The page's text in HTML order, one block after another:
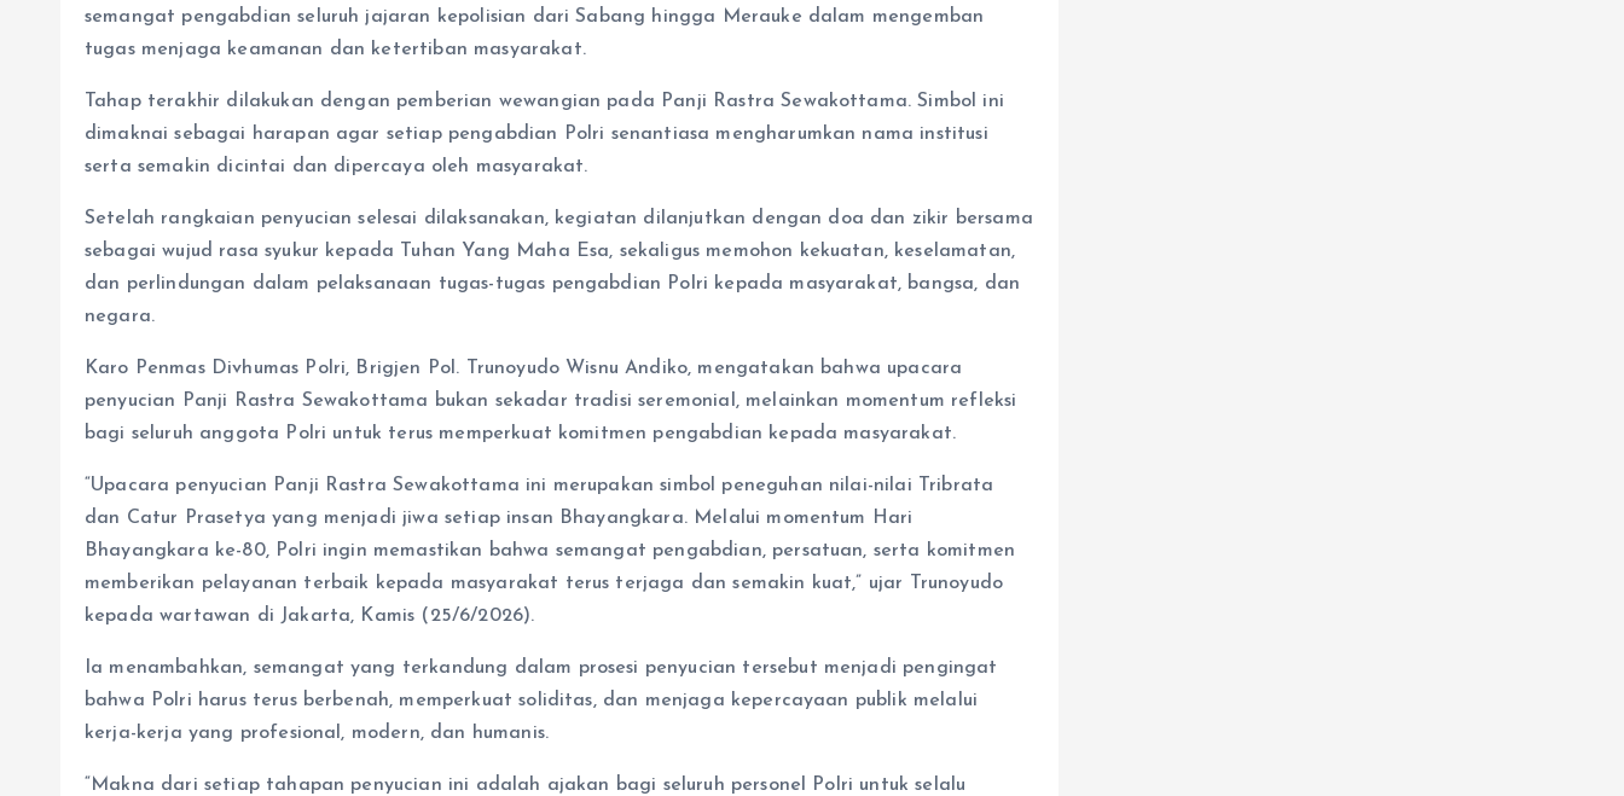
semangat pengabdian seluruh jajaran kepolisian dari Sabang hingga Merauke dalam mengemban
tugas menjaga keamanan dan ketertiban masyarakat.
Tahap terakhir dilakukan dengan pemberian wewangian pada Panji Rastra Sewakottama. Simbol ini
dimaknai sebagai harapan agar setiap pengabdian Polri senantiasa mengharumkan nama institusi
serta semakin dicintai dan dipercaya oleh masyarakat.
Setelah rangkaian penyucian selesai dilaksanakan, kegiatan dilanjutkan dengan doa dan zikir bersama
sebagai wujud rasa syukur kepada Tuhan Yang Maha Esa, sekaligus memohon kekuatan, keselamatan,
dan perlindungan dalam pelaksanaan tugas-tugas pengabdian Polri kepada masyarakat, bangsa, dan
negara.
Karo Penmas Divhumas Polri, Brigjen Pol. Trunoyudo Wisnu Andiko, mengatakan bahwa upacara
penyucian Panji Rastra Sewakottama bukan sekadar tradisi seremonial, melainkan momentum refleksi
bagi seluruh anggota Polri untuk terus memperkuat komitmen pengabdian kepada masyarakat.
“Upacara penyucian Panji Rastra Sewakottama ini merupakan simbol peneguhan nilai-nilai Tribrata
dan Catur Prasetya yang menjadi jiwa setiap insan Bhayangkara. Melalui momentum Hari
Bhayangkara ke-80, Polri ingin memastikan bahwa semangat pengabdian, persatuan, serta komitmen
memberikan pelayanan terbaik kepada masyarakat terus terjaga dan semakin kuat,” ujar Trunoyudo
kepada wartawan di Jakarta, Kamis (25/6/2026).
Ia menambahkan, semangat yang terkandung dalam prosesi penyucian tersebut menjadi pengingat
bahwa Polri harus terus berbenah, memperkuat soliditas, dan menjaga kepercayaan publik melalui
kerja-kerja yang profesional, modern, dan humanis.
“Makna dari setiap tahapan penyucian ini adalah ajakan bagi seluruh personel Polri untuk selalu